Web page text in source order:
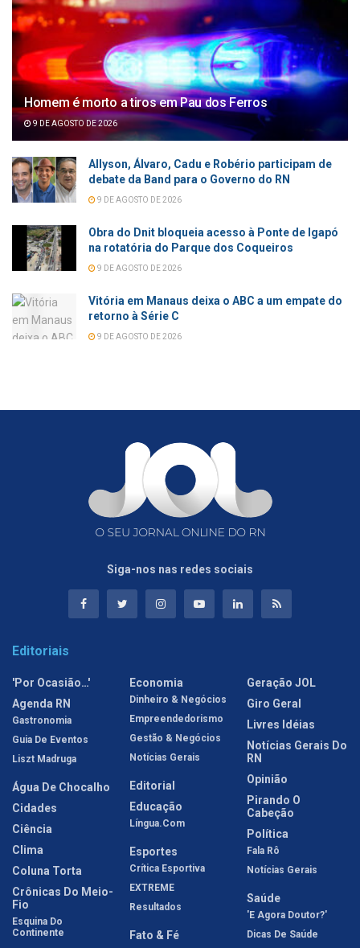
Homem é morto a tiros em Pau dos Ferros
9 DE AGOSTO DE 2026
Allyson, Álvaro, Cadu e Robério participam de
debate da Band para o Governo do RN
9 DE AGOSTO DE 2026
Obra do Dnit bloqueia acesso à Ponte de Igapó
na rotatória do Parque dos Coqueiros
9 DE AGOSTO DE 2026
Vitória em Manaus deixa o ABC a um empate do
retorno à Série C
9 DE AGOSTO DE 2026
Siga-nos nas redes sociais
Editoriais
'Por Ocasião…'
Agenda RN
Gastronomia
Guia De Eventos
Liszt Madruga
Água De Chocalho
Cidades
Ciência
Clima
Coluna Torta
Crônicas Do Meio-
Fio
Esquina Do
Continente
Economia
Dinheiro & Negócios
Empreendedorismo
Gestão & Negócios
Notícias Gerais
Editorial
Educação
Língua.com
Esportes
Crítica Esportiva
EXTREME
Resultados
Fato & Fé
Geração JOL
Giro Geral
Livres Idéias
Notícias Gerais Do
RN
Opinião
Pirando O
Cabeção
Política
Fala Rô
Notícias Gerais
Saúde
'E Agora Doutor?'
Dicas De Saúde